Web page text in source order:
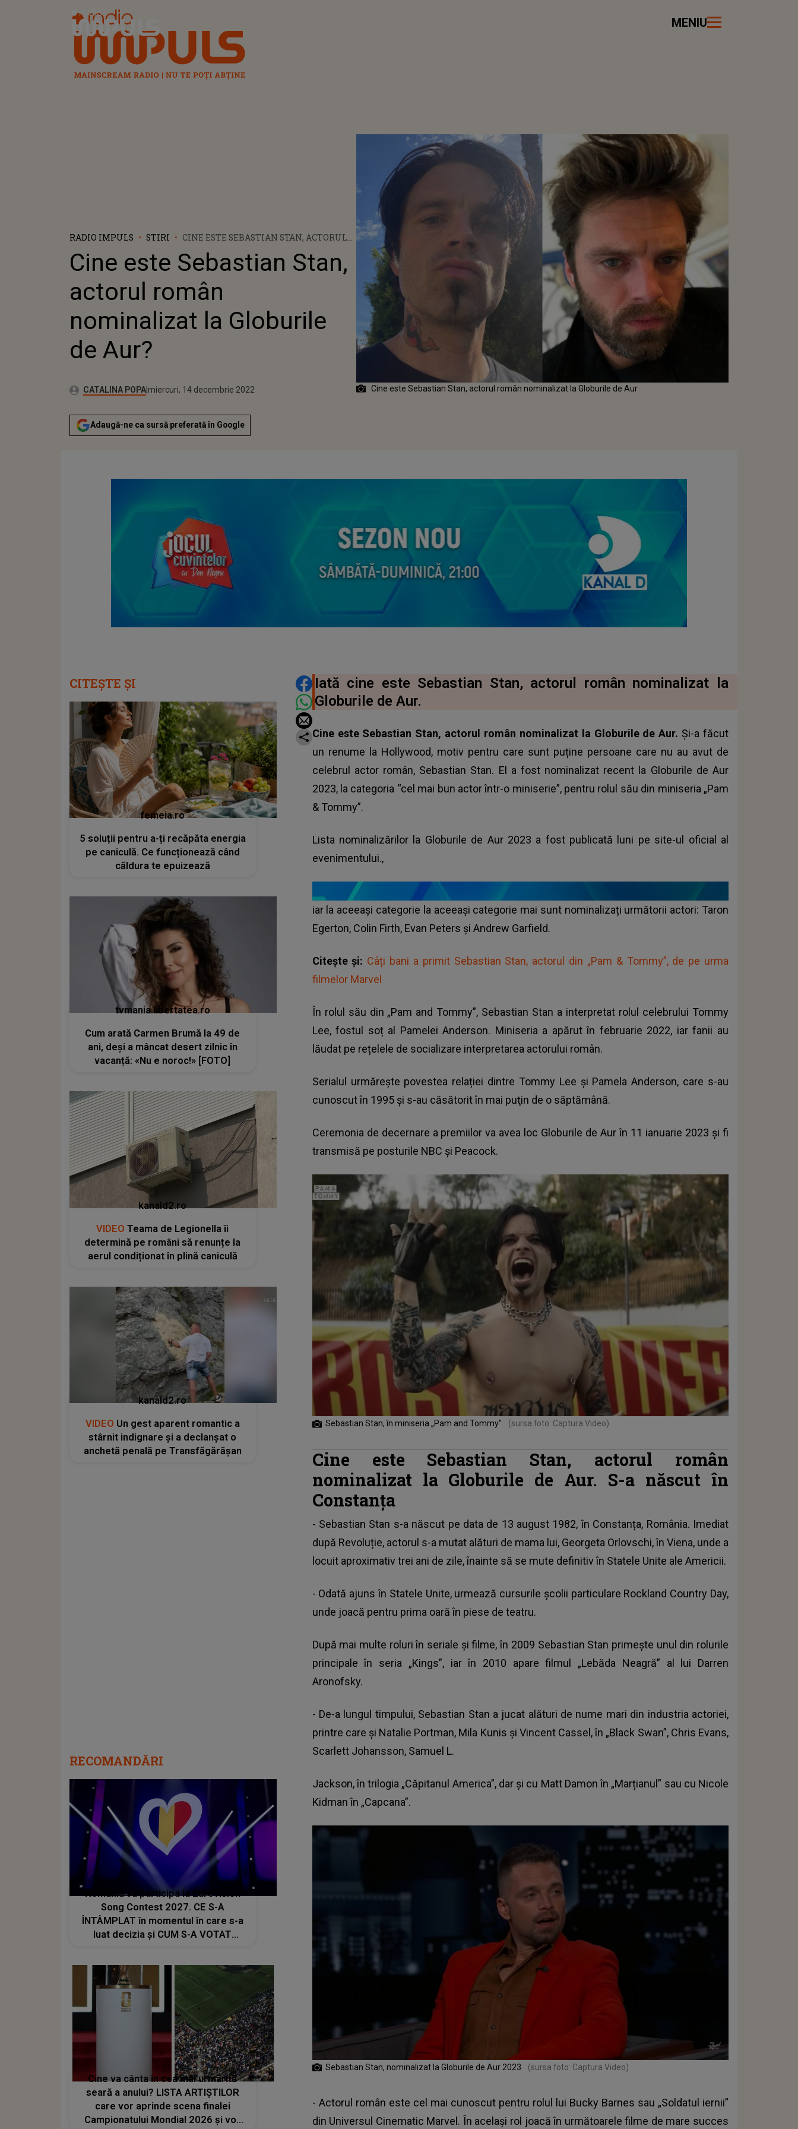
Radio Impuls MENIU
RADIO IMPULS STIRI
CINE ESTE SEBASTIAN STAN, ACTORUL
DE AUR?
Cine este Sebastian Stan,
actorul român
nominalizat la Globurile
de Aur?
Autor:CATALINA POPAPublicat:
miercuri, 14 decembrie 2022
Actualizat:
miercuri, 14 decembrie 2022
Adaugă-ne ca sursă preferată în Google
Cine este Sebastian Stan, actorul român nominalizat la Globurile de Aur
DISTRIBUIE ARTICOLUL
Iată cine este Sebastian Stan, actorul român nominalizat la
Globurile de Aur.
Cine este Sebastian Stan, actorul român nominalizat la Globurile de Aur. Și-a făcut
un renume la Hollywood, motiv pentru care sunt puține persoane care nu au avut de
celebrul actor român, Sebastian Stan. El a fost nominalizat recent la Globurile de Aur
2023, la categoria “cel mai bun actor într-o miniserie”, pentru rolul său din miniseria „Pam
& Tommy”.
Lista nominalizărilor la Globurile de Aur 2023 a fost publicată luni pe site-ul oficial al
evenimentului.,
iar la aceeași categorie la aceeași categorie mai sunt nominalizați următorii actori: Taron
Egerton, Colin Firth, Evan Peters și Andrew Garfield.
Citește și: Câți bani a primit Sebastian Stan, actorul din „Pam & Tommy”, de pe urma
filmelor Marvel
În rolul său din „Pam and Tommy”, Sebastian Stan a interpretat rolul celebrului Tommy
Lee, fostul soț al Pamelei Anderson. Miniseria a apărut în februarie 2022, iar fanii au
lăudat pe rețelele de socializare interpretarea actorului român.
Serialul urmăreşte povestea relației dintre Tommy Lee și Pamela Anderson, care s-au
cunoscut în 1995 şi s-au căsătorit în mai puţin de o săptămână.
Ceremonia de decernare a premiilor va avea loc Globurile de Aur în 11 ianuarie 2023 și fi
transmisă pe posturile NBC și Peacock.
Sebastian Stan, în miniseria „Pam and Tommy” (sursa foto: Captura Video)
Cine este Sebastian Stan, actorul român
nominalizat la Globurile de Aur. S-a născut în
Constanța
- Sebastian Stan s-a născut pe data de 13 august 1982, în Constanța, România. Imediat
după Revoluție, actorul s-a mutat alături de mama lui, Georgeta Orlovschi, în Viena, unde a
locuit aproximativ trei ani de zile, înainte să se mute definitiv în Statele Unite ale Americii.
- Odată ajuns în Statele Unite, urmează cursurile școlii particulare Rockland Country Day,
unde joacă pentru prima oară în piese de teatru.
După mai multe roluri în seriale și filme, în 2009 Sebastian Stan primește unul din rolurile
principale în seria „Kings”, iar în 2010 apare filmul „Lebăda Neagră” al lui Darren
Aronofsky.
- De-a lungul timpului, Sebastian Stan a jucat alături de nume mari din industria actoriei,
printre care și Natalie Portman, Mila Kunis și Vincent Cassel, în „Black Swan”, Chris Evans,
Scarlett Johansson, Samuel L.
Jackson, în trilogia „Căpitanul America”, dar și cu Matt Damon în „Marțianul” sau cu Nicole
Kidman în „Capcana”.
Sebastian Stan, nominalizat la Globurile de Aur 2023 (sursa foto: Captura Video)
- Actorul român este cel mai cunoscut pentru rolul lui Bucky Barnes sau „Soldatul iernii”
din Universul Cinematic Marvel. În același rol joacă în următoarele filme de mare succes
CITEȘTE ȘI
femeia.ro
5 soluții pentru a-ți recăpăta energia
pe caniculă. Ce funcționează când
căldura te epuizează
tvmania.libertatea.ro
Cum arată Carmen Brumă la 49 de
ani, deși a mâncat desert zilnic în
vacanță: «Nu e noroc!» [FOTO]
kanald2.ro
VIDEO Teama de Legionella îi
determină pe români să renunțe la
aerul condiționat în plină caniculă
kanald2.ro
VIDEO Un gest aparent romantic a
stârnit indignare și a declanșat o
anchetă penală pe Transfăgărășan
RECOMANDĂRI
România va participa la Eurovision
Song Contest 2027. CE S-A
ÎNTÂMPLAT în momentul în care s-a
luat decizia și CUM S-A VOTAT
Cine va cânta în cea mai urmărită
seară a anului? LISTA ARTIȘTILOR
care vor aprinde scena finalei
Campionatului Mondial 2026 și vor